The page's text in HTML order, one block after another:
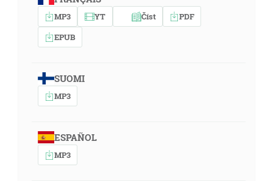
MP3 YT Číst
PDF
EPUB
SUOMI
MP3
ESPAÑOL
MP3